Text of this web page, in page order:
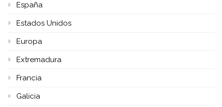
España
Estados Unidos
Europa
Extremadura
Francia
Galicia